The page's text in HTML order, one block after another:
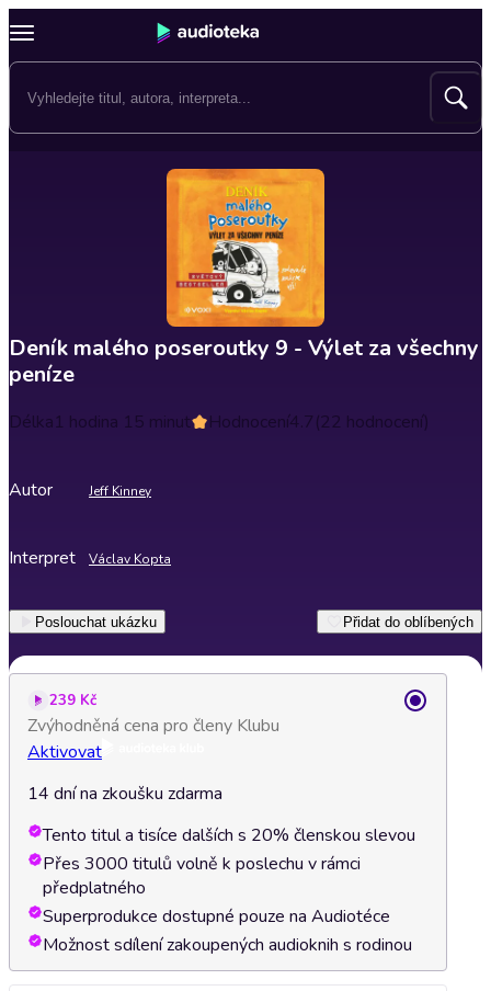
Deník malého poseroutky 9 - Výlet za všechny
peníze
Délka1 hodina 15 minut Hodnocení4.7(22 hodnocení)
Autor Jeff Kinney
Interpret Václav Kopta
Poslouchat ukázku Přidat do oblíbených
239 Kč
Zvýhodněná cena pro členy Klubu
Aktivovat
14 dní na zkoušku zdarma
Tento titul a tisíce dalších s 20% členskou slevou
Přes 3000 titulů volně k poslechu v rámci
předplatného
Superprodukce dostupné pouze na Audiotéce
Možnost sdílení zakoupených audioknih s rodinou